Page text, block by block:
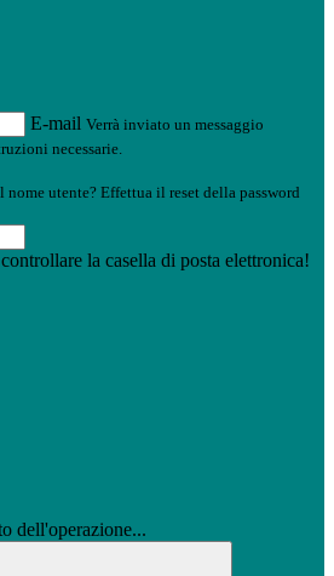
E-mail Verrà inviato un messaggio
necessarie.
nome utente? Effettua il reset della password
la casella di posta elettronica!
dell'operazione...